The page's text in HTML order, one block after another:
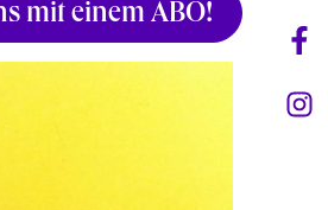
mit einem ABO!